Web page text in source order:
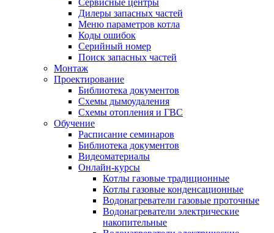
Сервисные центры
Дилеры запасных частей
Меню параметров котла
Коды ошибок
Серийный номер
Поиск запасных частей
Монтаж
Проектирование
Библиотека документов
Схемы дымоудаления
Схемы отопления и ГВС
Обучение
Расписание семинаров
Библиотека документов
Видеоматериалы
Онлайн-курсы
Котлы газовые традиционные
Котлы газовые конденсационные
Водонагреватели газовые проточные
Водонагреватели электрические
накопительные